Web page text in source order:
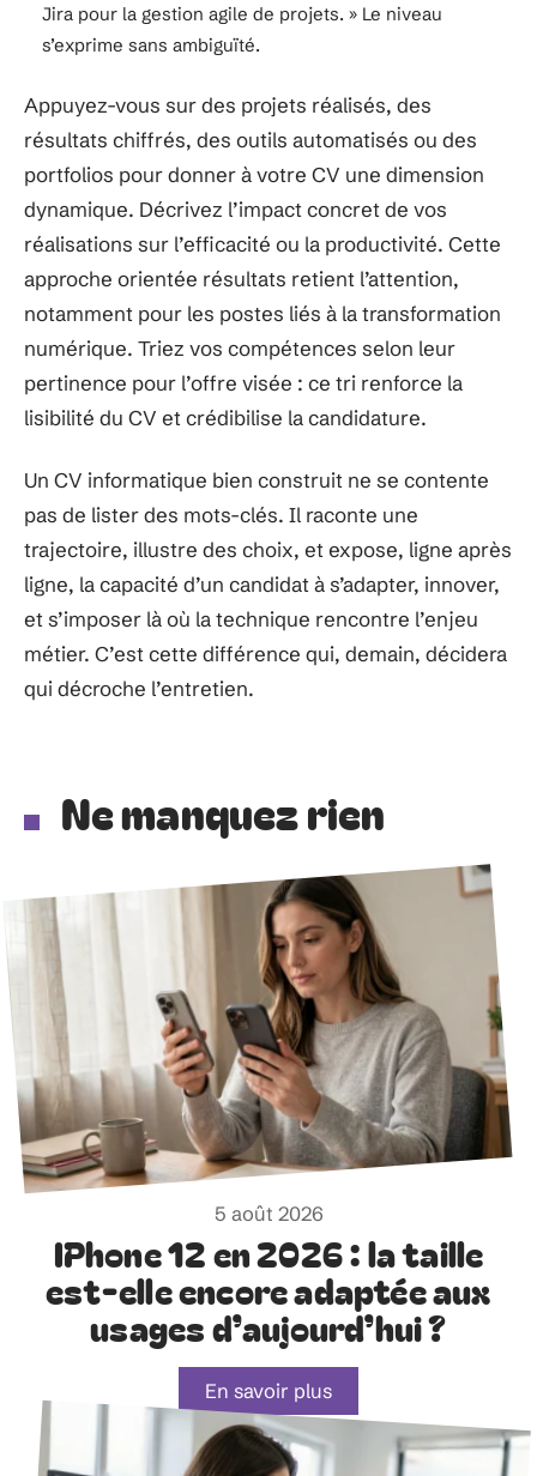
Jira pour la gestion agile de projets. » Le niveau
s’exprime sans ambiguïté.
Appuyez-vous sur des projets réalisés, des
résultats chiffrés, des outils automatisés ou des
portfolios pour donner à votre CV une dimension
dynamique. Décrivez l’impact concret de vos
réalisations sur l’efficacité ou la productivité. Cette
approche orientée résultats retient l’attention,
notamment pour les postes liés à la transformation
numérique. Triez vos compétences selon leur
pertinence pour l’offre visée : ce tri renforce la
lisibilité du CV et crédibilise la candidature.
Un CV informatique bien construit ne se contente
pas de lister des mots-clés. Il raconte une
trajectoire, illustre des choix, et expose, ligne après
ligne, la capacité d’un candidat à s’adapter, innover,
et s’imposer là où la technique rencontre l’enjeu
métier. C’est cette différence qui, demain, décidera
qui décroche l’entretien.
Ne manquez rien
5 août 2026
IPhone 12 en 2026 : la taille
est-elle encore adaptée aux
usages d’aujourd’hui ?
En savoir plus